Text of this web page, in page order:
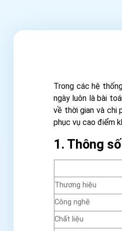
Trong các hệ
ngày luôn là bài
về thời gian và chi
phục vụ cao điểm
1. Thông
Thương hiệu
Công nghệ
Chất liệu